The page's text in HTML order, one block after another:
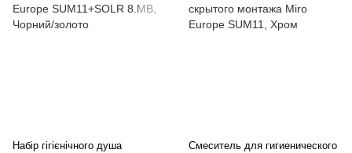
Набір гігієнічного душа
Смеситель для гигиенического